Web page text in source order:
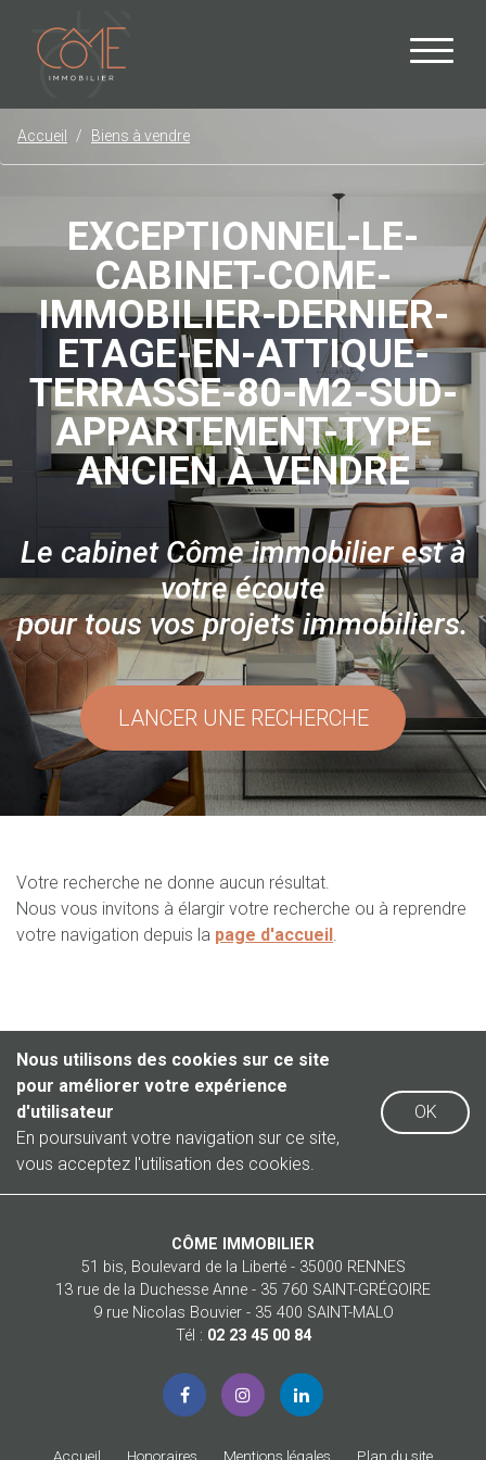
EXCEPTIONNEL-LE-
CABINET-COME-
IMMOBILIER-DERNIER-
ETAGE-EN-ATTIQUE-
TERRASSE-80-M2-SUD-
APPARTEMENT-TYPE
ANCIEN À VENDRE
Le cabinet Côme immobilier est à
votre écoute
pour tous vos projets immobiliers.
LANCER UNE RECHERCHE
Accueil Biens à vendre
Votre recherche ne donne aucun résultat.
Nous vous invitons à élargir votre recherche ou à reprendre
votre navigation depuis la page d'accueil.
Nous utilisons des cookies sur ce site
pour améliorer votre expérience
d'utilisateur
En poursuivant votre navigation sur ce site,
vous acceptez l'utilisation des cookies.
OK
CÔME IMMOBILIER
51 bis, Boulevard de la Liberté - 35000 RENNES
13 rue de la Duchesse Anne - 35 760 SAINT-GRÉGOIRE
9 rue Nicolas Bouvier - 35 400 SAINT-MALO
Tél : 02 23 45 00 84
Accueil Honoraires Mentions légales Plan du site